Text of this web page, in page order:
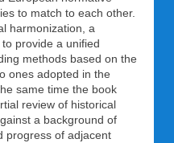
to match to each other.
harmonization, a
provide a unified
methods based on the
ones adopted in the
same time the book
review of historical
a background of
progress of adjacent